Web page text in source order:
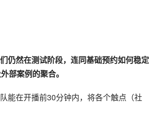
仍然在测试阶段，连同基础预约如何稳
部案例的聚合。
能在开播前30分钟内，将各个触点（社